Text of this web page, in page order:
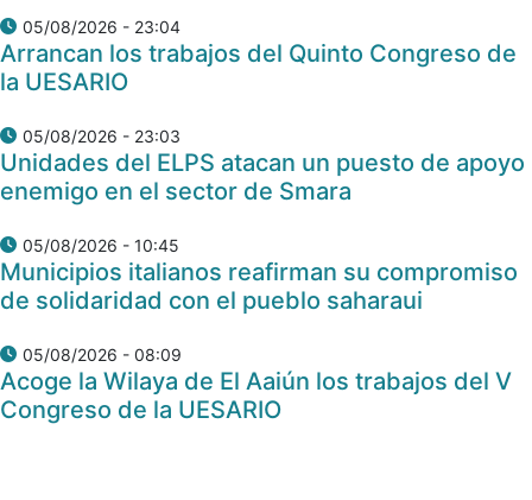
05/08/2026 - 23:04
Arrancan los trabajos del Quinto Congreso de
la UESARIO
05/08/2026 - 23:03
Unidades del ELPS atacan un puesto de apoyo
enemigo en el sector de Smara
05/08/2026 - 10:45
Municipios italianos reafirman su compromiso
de solidaridad con el pueblo saharaui
05/08/2026 - 08:09
Acoge la Wilaya de El Aaiún los trabajos del V
Congreso de la UESARIO